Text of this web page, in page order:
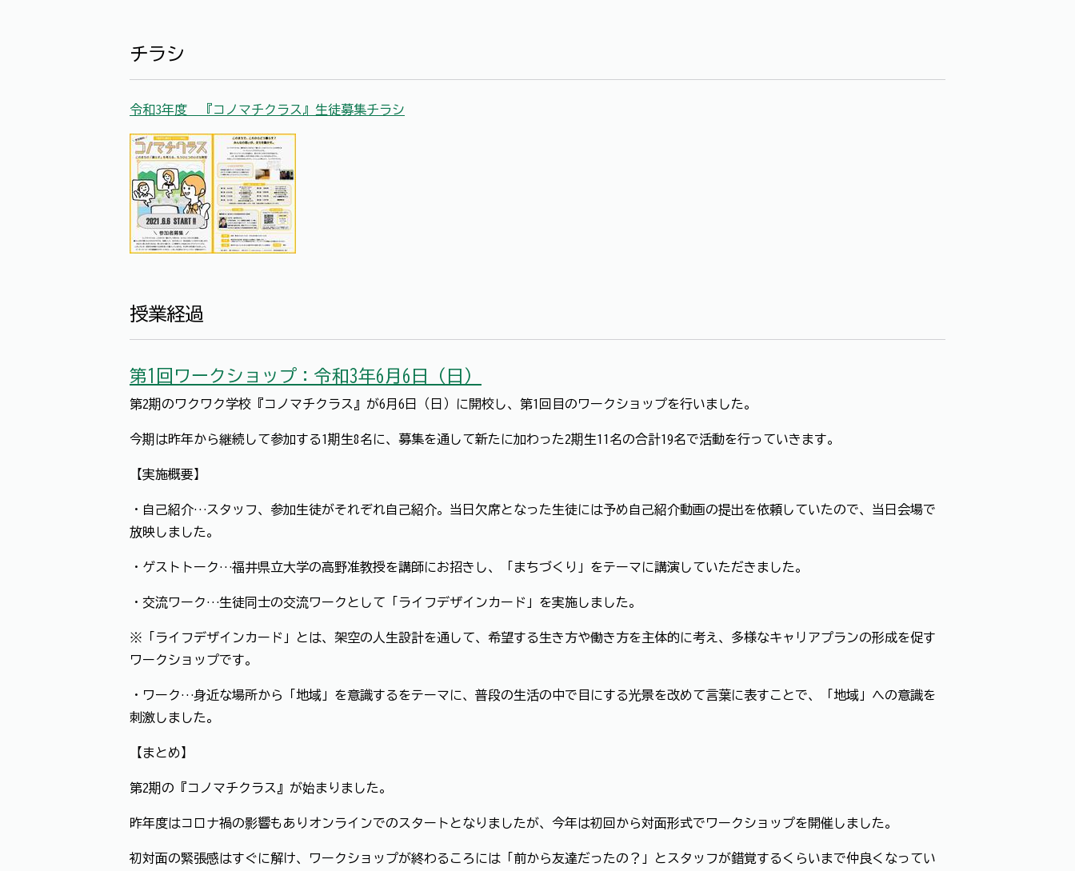
チラシ
令和3年度 『コノマチクラス』生徒募集チラシ
授業経過
第1回ワークショップ：令和3年6月6日（日）
第2期のワクワク学校『コノマチクラス』が6月6日（日）に開校し、第1回目のワークショップを行いました。
今期は昨年から継続して参加する1期生8名に、募集を通して新たに加わった2期生11名の合計19名で活動を行っていきます。
【実施概要】
・自己紹介…スタッフ、参加生徒がそれぞれ自己紹介。当日欠席となった生徒には予め自己紹介動画の提出を依頼していたので、当日会場で
放映しました。
・ゲストトーク…福井県立大学の高野准教授を講師にお招きし、「まちづくり」をテーマに講演していただきました。
・交流ワーク…生徒同士の交流ワークとして「ライフデザインカード」を実施しました。
※「ライフデザインカード」とは、架空の人生設計を通して、希望する生き方や働き方を主体的に考え、多様なキャリアプランの形成を促す
ワークショップです。
・ワーク…身近な場所から「地域」を意識するをテーマに、普段の生活の中で目にする光景を改めて言葉に表すことで、「地域」への意識を
刺激しました。
【まとめ】
第2期の『コノマチクラス』が始まりました。
昨年度はコロナ禍の影響もありオンラインでのスタートとなりましたが、今年は初回から対面形式でワークショップを開催しました。
初対面の緊張感はすぐに解け、ワークショップが終わるころには「前から友達だったの？」とスタッフが錯覚するくらいまで仲良くなってい